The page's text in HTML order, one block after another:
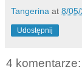
Tangerina at 8/05/
Udostępnij
4 komentarze: